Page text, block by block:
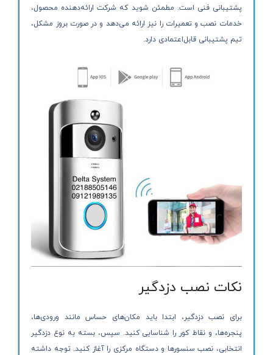
پشتیبانی فنی است. مطمئن شوید که شرکت ارائه‌دهنده محصول،
خدمات نصب و تعمیرات را نیز ارائه می‌دهد و در صورت بروز مشکل،
تیم پشتیبانی قابل‌اعتمادی دارد.
نکات نصب دزدگیر
برای نصب دزدگیر، ابتدا باید مکان‌های حساس مانند ورودی‌ها،
پنجره‌ها، و نقاط کور را شناسایی کنید. سپس، بسته به نوع دزدگیر
انتخابی، نصب سنسورها و دستگاه مرکزی را آغاز کنید. توجه داشته